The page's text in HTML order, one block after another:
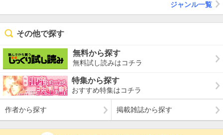
ジャンル一覧
その他で探す
無料から探す
無料試し読みはコチラ
特集から探す
おすすめ特集はコチラ
作者から探す 掲載雑誌から探す